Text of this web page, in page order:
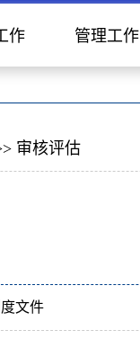
作 管理工作
审核评估
文件